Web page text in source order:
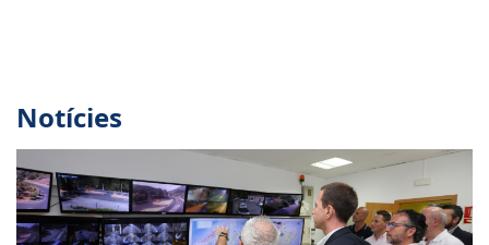
Notícies